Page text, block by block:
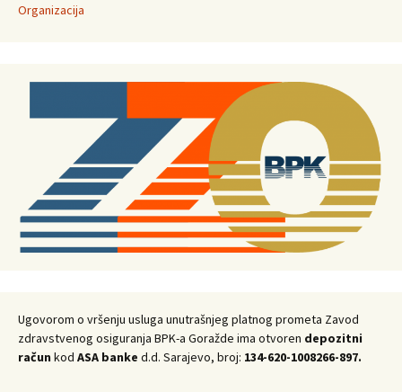
Organizacija
Ugovorom o vršenju usluga unutrašnjeg platnog prometa Zavod
zdravstvenog osiguranja BPK-a Goražde ima otvoren depozitni
račun kod ASA banke d.d. Sarajevo, broj: 134-620-1008266-897.